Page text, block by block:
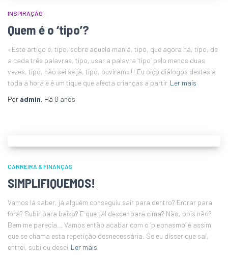
INSPIRAÇÃO
Quem é o ‘tipo’?
«Este artigo é, tipo, sobre aquela mania, tipo, que agora há, tipo, de
a cada três palavras, tipo, usar a palavra ‘tipo’ pelo menos duas
vezes, tipo, não sei se já, tipo, ouviram»!! Eu oiço diálogos destes a
toda a hora e é um tique que afecta crianças a partir Ler mais
Por admin, Há 8 anos
CARREIRA & FINANÇAS
SIMPLIFIQUEMOS!
Vamos lá saber, já alguém conseguiu sair para dentro? Entrar para
fora? Subir para baixo? E que tal descer para cima? Não, pois não?
Bem me parecia… Vamos então acabar com o ‘pleonasmo’ é assim
que se chama esta repetição desnecessária. Se eu disser que saí,
entrei, subi ou desci Ler mais